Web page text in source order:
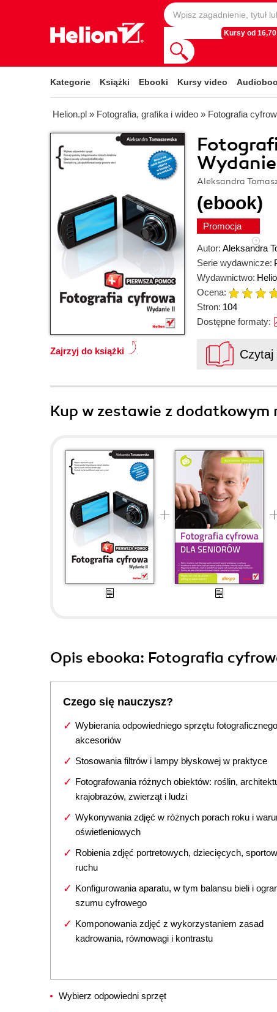
Kursy od 16,70
Kategorie Książki Ebooki Kursy video
Helion.pl » Fotografia, grafika i wideo » Fotografia
Aleksandra
(ebook)
Promocja
Zajrzyj do książki
Autor: Aleksandra
Serie wydawnicze:
Wydawnictwo:
Ocena:
Stron: 104
Dostępne formaty:
Kup w zestawie z dodatkowym
Opis ebooka: Fotografia
Czego się nauczysz?
Wybierania odpowiedniego sprzętu
akcesoriów
Stosowania filtrów i lampy błyskowej w praktyce
Fotografowania różnych obiektów: roślin,
krajobrazów, zwierząt i ludzi
Wykonywania zdjęć w różnych porach roku i
oświetleniowych
Robienia zdjęć portretowych, dziecięcych,
ruchu
Konfigurowania aparatu, w tym balansu bieli i
szumu cyfrowego
Komponowania zdjęć z wykorzystaniem zasad
kadrowania, równowagi i kontrastu
Wybierz odpowiedni sprzęt